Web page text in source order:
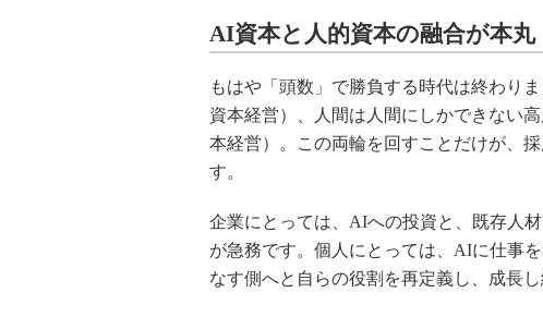
AI資本と人的資本の融合が本丸
もはや「頭数」で勝負する時代は終わり
資本経営）、人間は人間にしかできない
本経営）。この両輪を回すことだけが、
す。
企業にとっては、AIへの投資と、既存人
が急務です。個人にとっては、AIに仕事
なす側へと自らの役割を再定義し、成長